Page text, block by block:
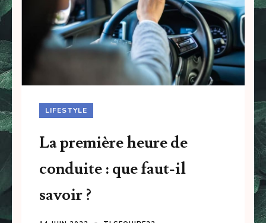
LIFESTYLE
La première heure de
conduite : que faut-il
savoir ?